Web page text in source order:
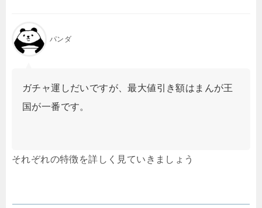
パンダ
ガチャ運しだいですが、最大値引き額はまんが王
国が一番です。
それぞれの特徴を詳しく見ていきましょう